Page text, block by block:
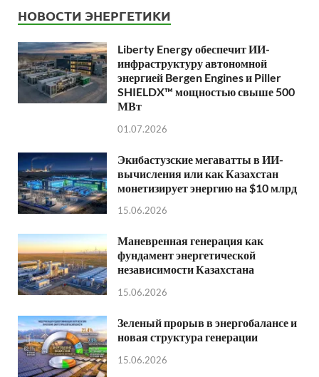
НОВОСТИ ЭНЕРГЕТИКИ
Liberty Energy обеспечит ИИ-
инфраструктуру автономной
энергией Bergen Engines и Piller
SHIELDX™ мощностью свыше 500
МВт
01.07.2026
Экибастузские мегаватты в ИИ-
вычисления или как Казахстан
монетизирует энергию на $10 млрд
15.06.2026
Маневренная генерация как
фундамент энергетической
независимости Казахстана
15.06.2026
Зеленый прорыв в энергобалансе и
новая структура генерации
15.06.2026